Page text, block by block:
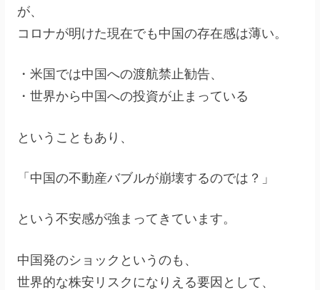
が、
コロナが明けた現在でも中国の存在感は薄い。
・米国では中国への渡航禁止勧告、
・世界から中国への投資が止まっている
ということもあり、
「中国の不動産バブルが崩壊するのでは？」
という不安感が強まってきています。
中国発のショックというのも、
世界的な株安リスクになりえる要因として、